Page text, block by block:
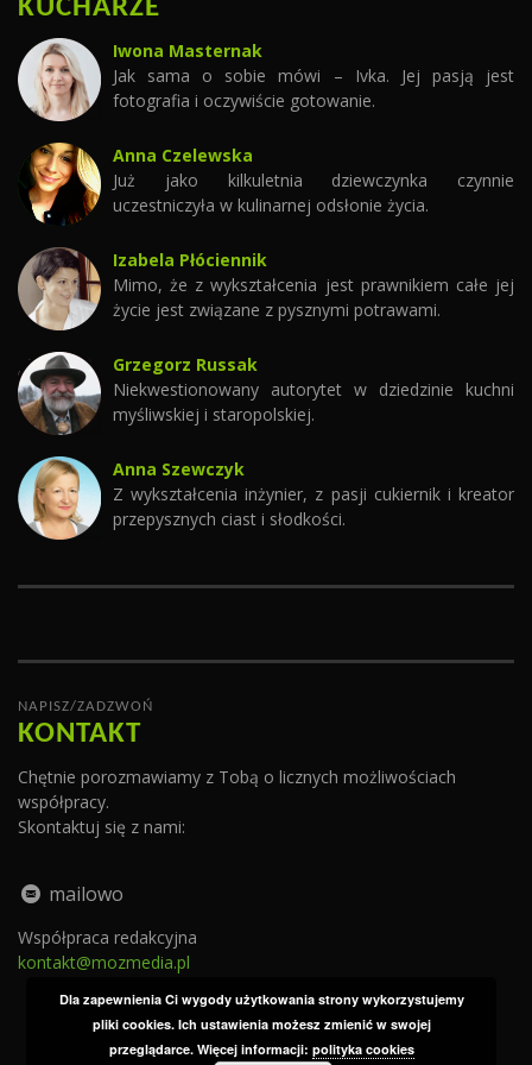
KUCHARZE
Iwona Masternak
Jak sama o sobie mówi – Ivka. Jej pasją jest
fotografia i oczywiście gotowanie.
Anna Czelewska
Już jako kilkuletnia dziewczynka czynnie
uczestniczyła w kulinarnej odsłonie życia.
Izabela Płóciennik
Mimo, że z wykształcenia jest prawnikiem całe jej
życie jest związane z pysznymi potrawami.
Grzegorz Russak
Niekwestionowany autorytet w dziedzinie kuchni
myśliwskiej i staropolskiej.
Anna Szewczyk
Z wykształcenia inżynier, z pasji cukiernik i kreator
przepysznych ciast i słodkości.
NAPISZ/ZADZWOŃ
KONTAKT
Chętnie porozmawiamy z Tobą o licznych możliwościach
współpracy.
Skontaktuj się z nami:
mailowo
Współpraca redakcyjna
kontakt@mozmedia.pl
Dla zapewnienia Ci wygody użytkowania strony wykorzystujemy
pliki cookies. Ich ustawienia możesz zmienić w swojej
przeglądarce. Więcej informacji: polityka cookies